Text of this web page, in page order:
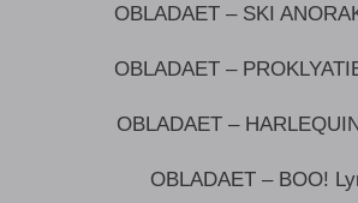
OBLADAET – SKI
OBLADAET –
OBLADAET –
OBLADAET – BOO!